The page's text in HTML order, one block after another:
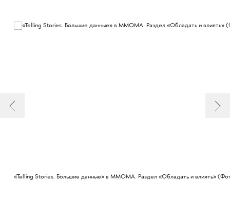
«Telling Stories. Большие данные» в MMOMA. Раздел «Обладать и влиять»